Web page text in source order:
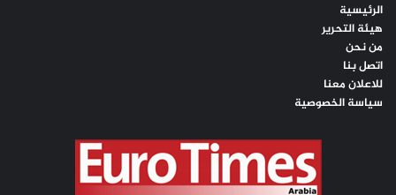
الرئيسية
هيئة التحرير
من نحن
اتصل بنا
للاعلان معنا
سياسة الخصوصية